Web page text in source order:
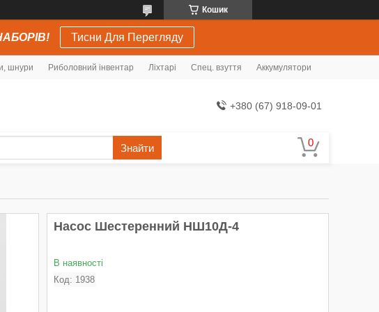
Кошик
Тисни Для Перегляду
шнури Риболовний інвентар Ліхтарі Спец. взуття Аккумулятори
+380 (67) 918-09-01
Знайти
Насос Шестеренний НШ10Д-4
В наявності
Код: 1938